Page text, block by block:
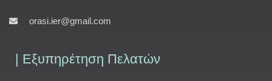
orasi.ier@gmail.com
| Εξυπηρέτηση Πελατών